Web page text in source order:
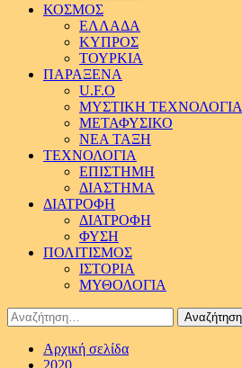
ΚΟΣΜΟΣ
ΕΛΛΑΔΑ
ΚΥΠΡΟΣ
ΤΟΥΡΚΙΑ
ΠΑΡΑΞΕΝΑ
U.F.O
ΜΥΣΤΙΚΗ ΤΕΧΝΟΛΟΓΙΑ
ΜΕΤΑΦΥΣΙΚΟ
ΝΕΑ ΤΑΞΗ
ΤΕΧΝΟΛΟΓΙΑ
ΕΠΙΣΤΗΜΗ
ΔΙΑΣΤΗΜΑ
ΔΙΑΤΡΟΦΗ
ΔΙΑΤΡΟΦΗ
ΦΥΣΗ
ΠΟΛΙΤΙΣΜΟΣ
ΙΣΤΟΡΙΑ
ΜΥΘΟΛΟΓΙΑ
Αναζήτηση
για:
Αρχική σελίδα
2020